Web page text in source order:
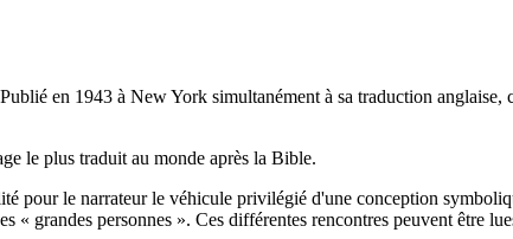
en 1943 à New York simultanément à sa traduction
le plus traduit au monde après la Bible.
pour le narrateur le véhicule privilégié d'une conception
grandes personnes ». Ces différentes rencontres peuvent être